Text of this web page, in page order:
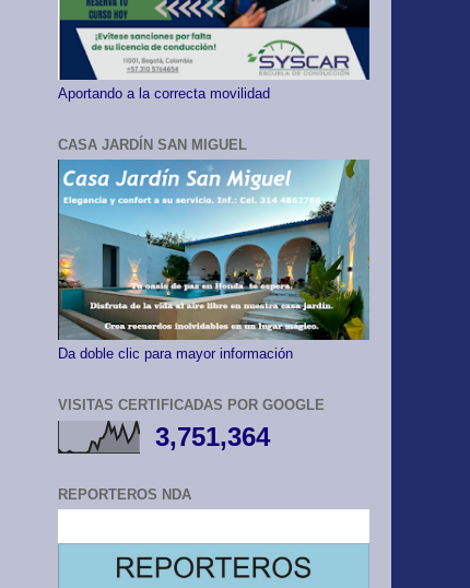
Aportando a la correcta movilidad
CASA JARDÍN SAN MIGUEL
Da doble clic para mayor información
VISITAS CERTIFICADAS POR GOOGLE
3,751,364
REPORTEROS NDA